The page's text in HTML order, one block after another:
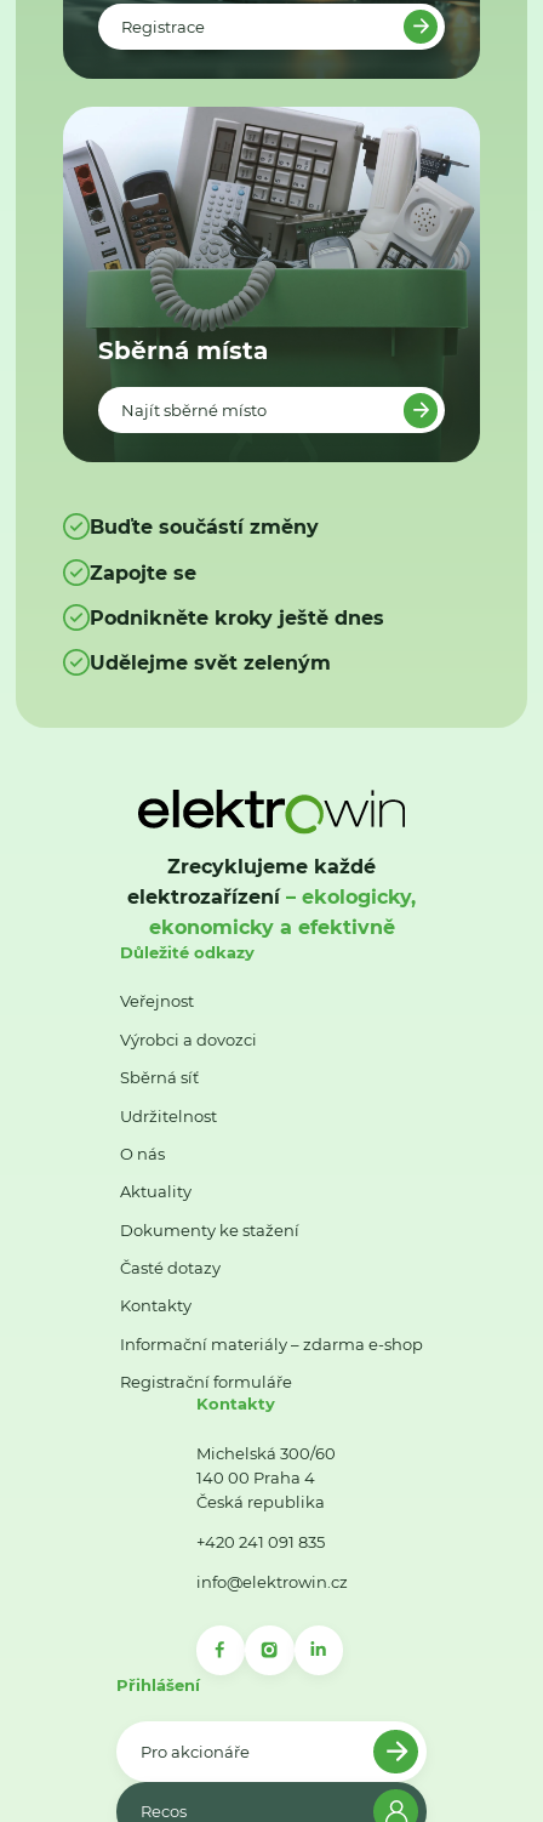
Registrace
Sběrná místa
Najít sběrné místo
Buďte součástí změny
Zapojte se
Podnikněte kroky ještě dnes
Udělejme svět zeleným
Zrecyklujeme každé
elektrozařízení– ekologicky,
ekonomicky a efektivně
Důležité odkazy
Veřejnost
Výrobci a dovozci
Sběrná síť
Udržitelnost
O nás
Aktuality
Dokumenty ke stažení
Časté dotazy
Kontakty
Informační materiály – zdarma e-shop
Registrační formuláře
Kontakty
Michelská 300/60
140 00 Praha 4
Česká republika
+420 241 091 835
info@elektrowin.cz
Přihlášení
Pro akcionáře
Recos